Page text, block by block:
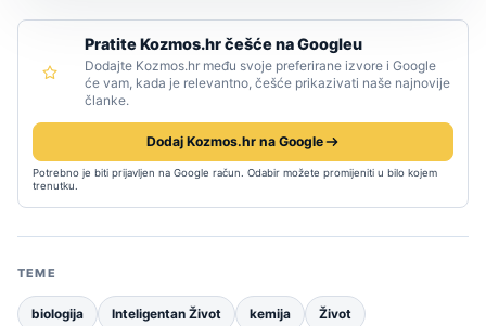
Pratite Kozmos.hr češće na Googleu
Dodajte Kozmos.hr među svoje preferirane izvore i Google
će vam, kada je relevantno, češće prikazivati naše najnovije
članke.
Dodaj Kozmos.hr na Google
Potrebno je biti prijavljen na Google račun. Odabir možete promijeniti u bilo kojem
trenutku.
TEME
biologija Inteligentan Život kemija Život